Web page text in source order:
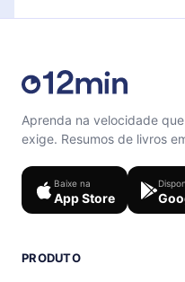
Aprenda na velocidade
exige. Resumos de livros
Baixe na
App Store
PRODUTO